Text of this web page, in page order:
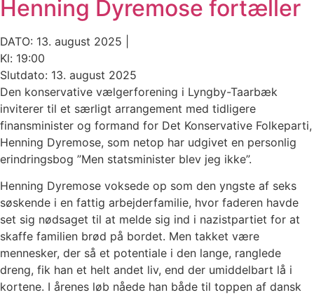
Henning Dyremose fortæller
DATO: 13. august 2025 |
Kl: 19:00
Slutdato: 13. august 2025
Den konservative vælgerforening i Lyngby-Taarbæk
inviterer til et særligt arrangement med tidligere
finansminister og formand for Det Konservative Folkeparti,
Henning Dyremose, som netop har udgivet en personlig
erindringsbog ”Men statsminister blev jeg ikke”.
Henning Dyremose voksede op som den yngste af seks
søskende i en fattig arbejderfamilie, hvor faderen havde
set sig nødsaget til at melde sig ind i nazistpartiet for at
skaffe familien brød på bordet. Men takket være
mennesker, der så et potentiale i den lange, ranglede
dreng, fik han et helt andet liv, end der umiddelbart lå i
kortene. I årenes løb nåede han både til toppen af dansk